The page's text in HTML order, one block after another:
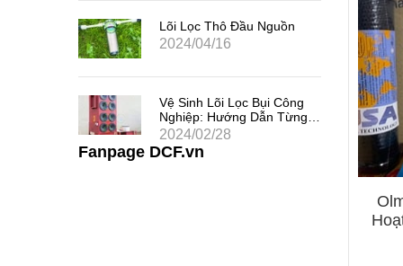
Lõi Lọc Thô Đầu Nguồn
2024/04/16
Vệ Sinh Lõi Lọc Bụi Công
Nghiệp: Hướng Dẫn Từng
Bước
2024/02/28
Fanpage DCF.vn